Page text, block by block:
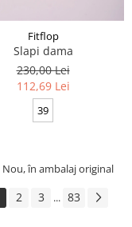
Fitflop
Slapi dama
230,00 Lei
112,69 Lei
39
Nou, în ambalaj original
2 3 ... 83